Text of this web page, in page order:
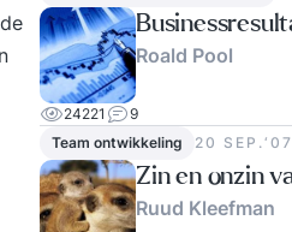
Roald Pool
24221
9
Team ontwikkeling
20 SEP.‘07
Zin en onzin
Ruud Kleefman